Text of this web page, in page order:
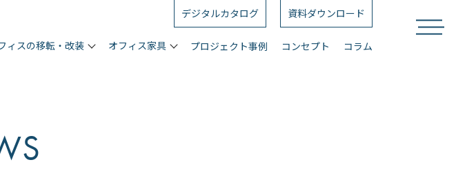
デジタルカタログ 資料ダウンロード
ィスの移転・改装 オフィス家具 プロジェクト事例 コンセプト コラム